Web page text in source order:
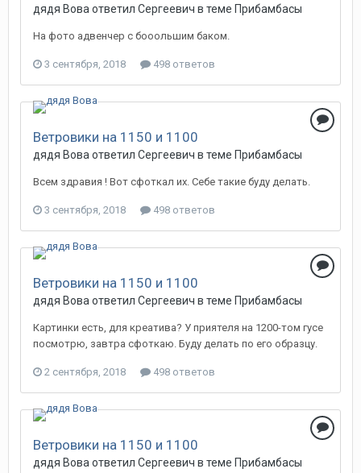
дядя Вова ответил Сергеевич в теме Прибамбасы
На фото адвенчер с бооольшим баком.
3 сентября, 2018 498 ответов
Ветровики на 1150 и 1100
дядя Вова ответил Сергеевич в теме Прибамбасы
Всем здравия ! Вот сфоткал их. Себе такие буду делать.
3 сентября, 2018 498 ответов
Ветровики на 1150 и 1100
дядя Вова ответил Сергеевич в теме Прибамбасы
Картинки есть, для креатива? У приятеля на 1200-том гусе
посмотрю, завтра сфоткаю. Буду делать по его образцу.
2 сентября, 2018 498 ответов
Ветровики на 1150 и 1100
дядя Вова ответил Сергеевич в теме Прибамбасы